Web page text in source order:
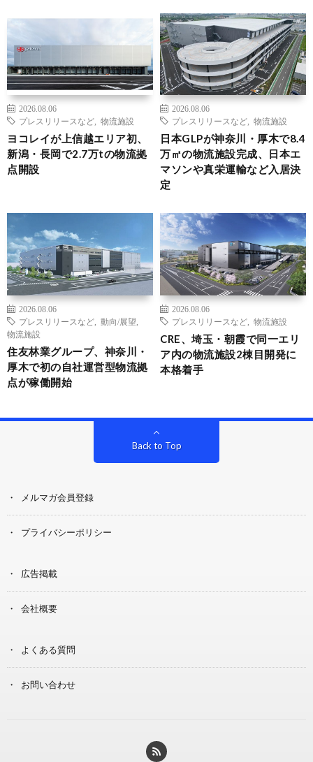
2026.08.06
プレスリリースなど
物流施設
ヨコレイが上信越エリア初、
新潟・長岡で2.7万tの物流拠
点開設
2026.08.06
プレスリリースなど
物流施設
日本GLPが神奈川・厚木で8.4
万㎡の物流施設完成、日本エ
マソンや真栄運輸など入居決
定
2026.08.06
プレスリリースなど
動向/展望
物流施設
住友林業グループ、神奈川・
厚木で初の自社運営型物流拠
点が稼働開始
2026.08.06
プレスリリースなど
物流施設
CRE、埼玉・朝霞で同一エリ
ア内の物流施設2棟目開発に
本格着手
Back to Top
メルマガ会員登録
プライバシーポリシー
広告掲載
会社概要
よくある質問
お問い合わせ